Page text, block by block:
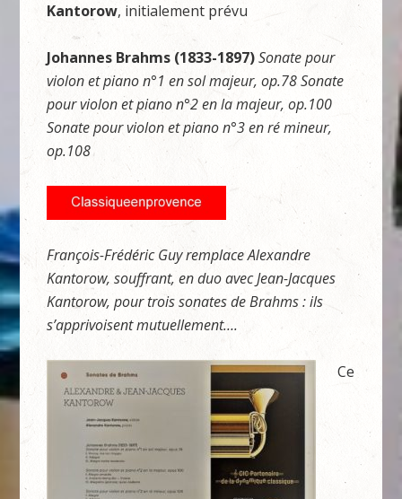
Kantorow, initialement prévu
Johannes Brahms (1833-1897)Sonate pour
violon et piano n°1 en sol majeur, op.78 Sonate
pour violon et piano n°2 en la majeur, op.100
Sonate pour violon et piano n°3 en ré mineur,
op.108
François-Frédéric Guy remplace Alexandre
Kantorow, souffrant, en duo avec Jean-Jacques
Kantorow, pour trois sonates de Brahms : ils
s’apprivoisent mutuellement….
Ce